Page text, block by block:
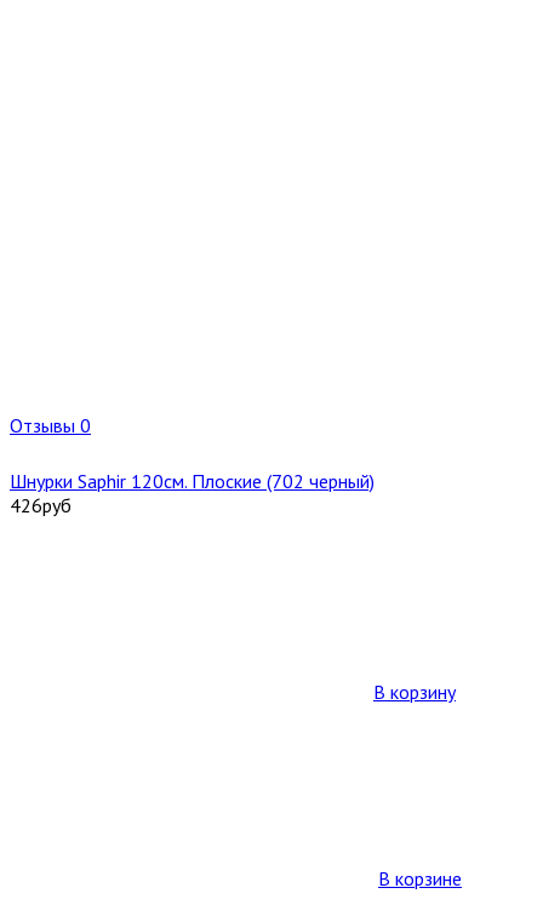
Отзывы 0
Шнурки Saphir 120см. Плоские (702 черный)
426руб
В корзину
В корзине